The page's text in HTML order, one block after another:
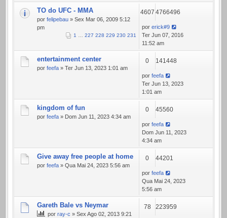
TO do UFC - MMA
por felipebau » Sex Mar 06, 2009 5:12
pm
1 … 227 228 229 230 231
4607 4766496
por erick#9
Ter Jun 07, 2016
11:52 am
entertainment center
por feefa » Ter Jun 13, 2023 1:01 am
0 141448
por feefa
Ter Jun 13, 2023
1:01 am
kingdom of fun
por feefa » Dom Jun 11, 2023 4:34 am
0 45560
por feefa
Dom Jun 11, 2023
4:34 am
Give away free people at home
por feefa » Qua Mai 24, 2023 5:56 am
0 44201
por feefa
Qua Mai 24, 2023
5:56 am
Gareth Bale vs Neymar
por ray-c » Sex Ago 02, 2013 9:21
78 223959